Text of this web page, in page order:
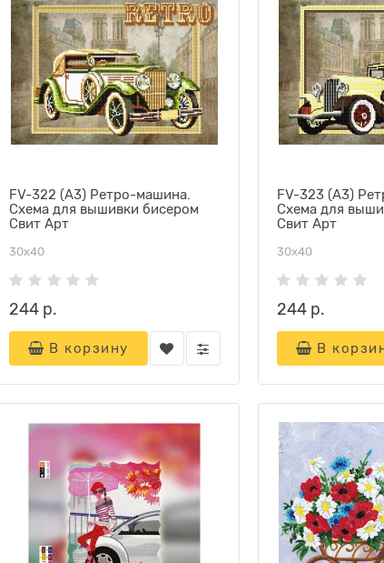
FV-322 (А3) Ретро-машина.
Схема для вышивки бисером
Свит Арт
30х40
244 р.
В корзину
FV-323 (А3)
Схема для
Свит Арт
30х40
244 р.
В